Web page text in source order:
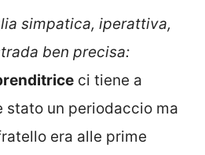
simpatica, iperattiva,
ben precisa:
ci tiene a
stato un periodaccio ma
era alle prime